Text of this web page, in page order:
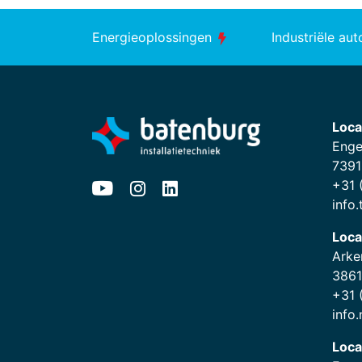
Energieoplossingen Industriële
+31
+31